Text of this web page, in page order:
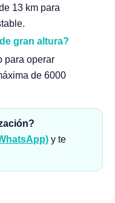
13 km para
gran altura?
para operar
de 6000
y te